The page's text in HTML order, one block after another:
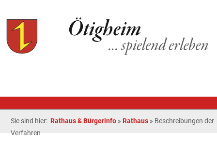
Sie sind hier: Rathaus & Bürgerinfo » Rathaus » Beschreibungen der
Verfahren